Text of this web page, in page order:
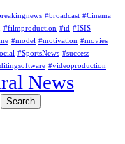
#broadcast #Cinema
#filmproduction #id #ISIS
#model #motivation #movies
#SportsNews #success
#videoproduction
News